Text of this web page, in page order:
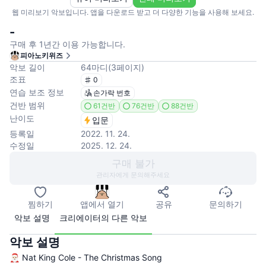
웹 미리보기 악보입니다. 앱을 다운로드 받고 더 다양한 기능을 사용해 보세요.
-
구매 후 1년간 이용 가능합니다.
피아노키위즈
악보 길이 64마디(3페이지)
조표
0
연습 보조 정보 손가락 번호
건반 범위 61건반 76건반 88건반
난이도
입문
등록일
2022. 11. 24.
수정일
2025. 12. 24.
구매 불가
관리자에게 문의해주세요
찜하기 앱에서 열기 공유
문의하기
악보 설명
크리에이터의 다른 악보
악보 설명
🎅🏻 Nat King Cole - The Christmas Song